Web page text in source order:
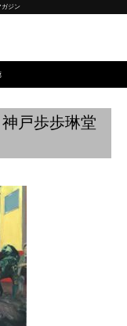
ガジン
戸歩歩琳堂